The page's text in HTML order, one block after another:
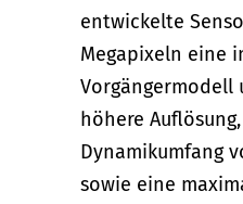
entwickelte
Megapixeln eine
Vorgängermodell
höhere
Dynamikumfang
sowie eine